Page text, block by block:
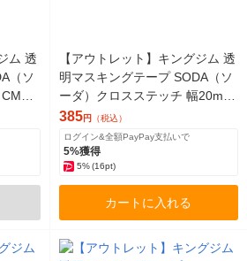
ム 透
（ソ
【アウトレット】キングジム 透
明マスキングテープ SODA（ソ
ーダ）クロスステッチ 幅20mm
CMTDH20-002 1個
385円 （税込）
ログイン&全額PayPay支払いで
5%獲得
5% (16pt)
カートに入れる